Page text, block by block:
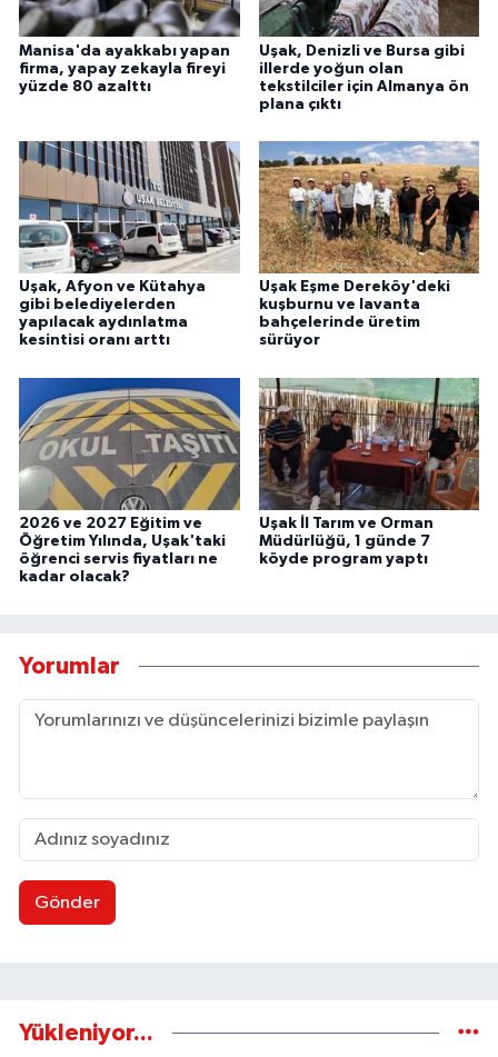
Manisa'da ayakkabı yapan
firma, yapay zekayla fireyi
yüzde 80 azalttı
Uşak, Denizli ve Bursa gibi
illerde yoğun olan
tekstilciler için Almanya ön
plana çıktı
Uşak, Afyon ve Kütahya
gibi belediyelerden
yapılacak aydınlatma
kesintisi oranı arttı
Uşak Eşme Dereköy'deki
kuşburnu ve lavanta
bahçelerinde üretim
sürüyor
2026 ve 2027 Eğitim ve
Öğretim Yılında, Uşak'taki
öğrenci servis fiyatları ne
kadar olacak?
Uşak İl Tarım ve Orman
Müdürlüğü, 1 günde 7
köyde program yaptı
Yorumlar
Gönder
Yükleniyor...